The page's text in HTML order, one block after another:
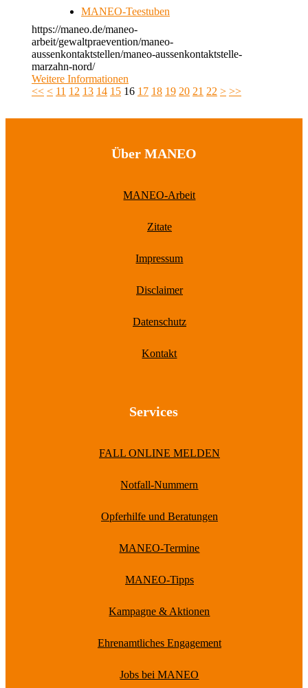
MANEO-Teestuben
https://maneo.de/maneo-
arbeit/gewaltpraevention/maneo-
aussenkontaktstellen/maneo-aussenkontaktstelle-
marzahn-nord/
Weitere Informationen
<< < 11 12 13 14 15 16 17 18 19 20 21 22 > >>
Über MANEO
MANEO-Arbeit
Zitate
Impressum
Disclaimer
Datenschutz
Kontakt
Services
FALL ONLINE MELDEN
Notfall-Nummern
Opferhilfe und Beratungen
MANEO-Termine
MANEO-Tipps
Kampagne & Aktionen
Ehrenamtliches Engagement
Jobs bei MANEO